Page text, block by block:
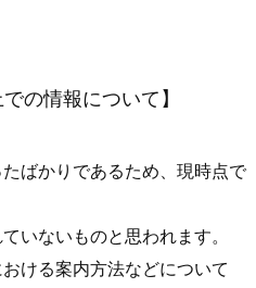
の情報について】
ばかりであるため、現時点で
いないものと思われます。
ける案内方法などについて